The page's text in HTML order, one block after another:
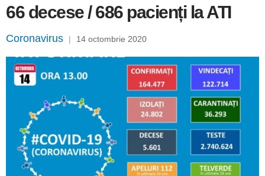
66 decese / 686 pacienți la ATI
Coronavirus | 14 octombrie 2020